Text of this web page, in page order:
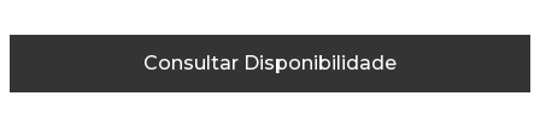
Consultar Disponibilidade